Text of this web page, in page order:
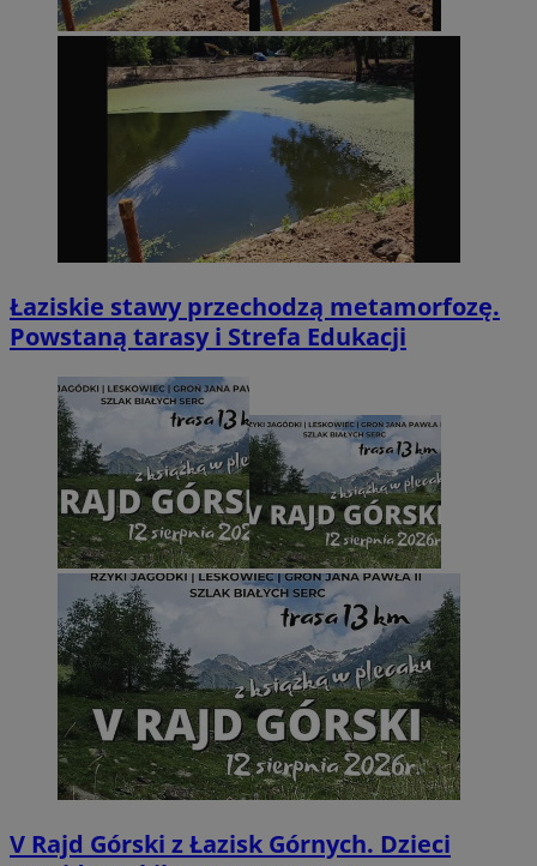
Łaziskie stawy przechodzą metamorfozę.
Powstaną tarasy i Strefa Edukacji
V Rajd Górski z Łazisk Górnych. Dzieci